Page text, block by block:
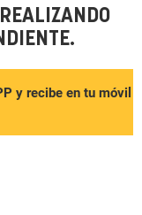
y recibe en tu móvil